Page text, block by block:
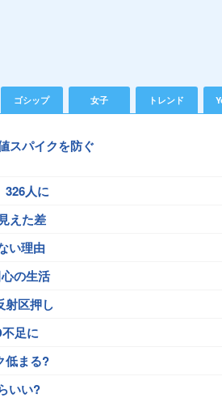
ゴシップ 女子 トレンド
スパイクを防ぐ
326人に
えた差
い理由
の生活
射区押し
足に
低まる?
いい?